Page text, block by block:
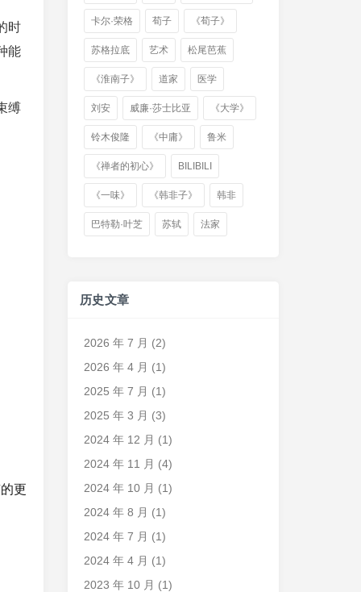
时
能
缚
更
卡尔·荣格 荀子 《荀子》
苏格拉底 艺术 松尾芭蕉
《淮南子》 道家 医学
刘安 威廉·莎士比亚 《大学》
铃木俊隆 《中庸》 鲁米
《禅者的初心》 BILIBILI
《一味》 《韩非子》 韩非
巴特勒·叶芝 苏轼 法家
历史文章
2026 年 7 月 (2)
2026 年 4 月 (1)
2025 年 7 月 (1)
2025 年 3 月 (3)
2024 年 12 月 (1)
2024 年 11 月 (4)
2024 年 10 月 (1)
2024 年 8 月 (1)
2024 年 7 月 (1)
2024 年 4 月 (1)
2023 年 10 月 (1)